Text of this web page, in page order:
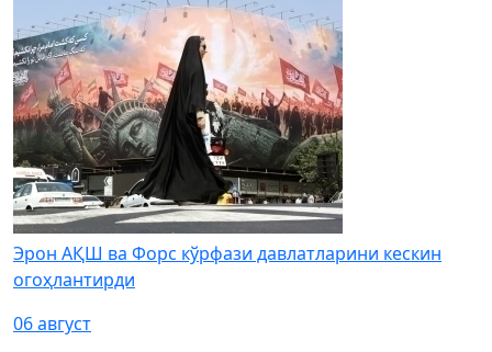
Эрон АҚШ ва Форс кўрфази давлатларини кескин
огоҳлантирди
06 август